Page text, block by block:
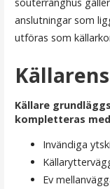
anslutningar som
utföras som
Källare
kompletteras
Invändiga
Ev